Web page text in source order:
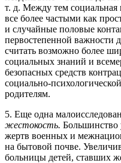
т. д. Между тем социальная
все более частыми как
и случайные половые
первостепенной важности
считать возможно более
социальных знаний и
безопасных средств
социально-
родителям.
5. Еще одна
жестокость. Большинство
жертв военных и
на бытовой почве.
больницы детей, ставших